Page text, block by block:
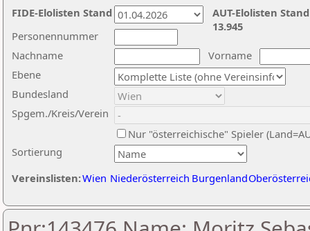
Nachname
Vorname
Ebene
Sortierung
Personennummer
Bundesland
Spgem./Kreis/Verein
Nur "österreichische" Spieler
Vereinslisten:Wien Niederösterreich Burgenland
AUT-Elolisten
13.945
FIDE-Elolisten Stand